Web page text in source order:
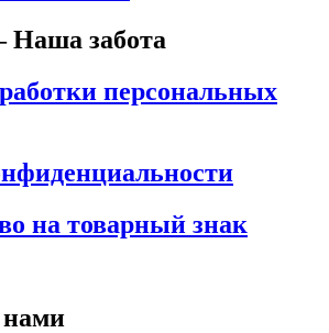
Наша забота
персональных
на товарный знак
нами